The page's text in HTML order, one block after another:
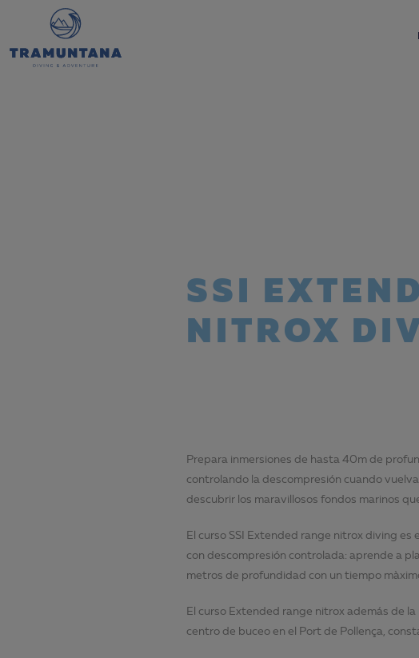
SSI
NITROX
Prepara inmersiones de hasta 40m de
controlando la descompresión cuando
descubrir los maravillosos fondos marinos
El curso SSI Extended range nitrox diving
con descompresión controlada: aprende a
metros de profundidad con un tiempo
El curso Extended range nitrox además de
centro de buceo en el Port de Pollença,